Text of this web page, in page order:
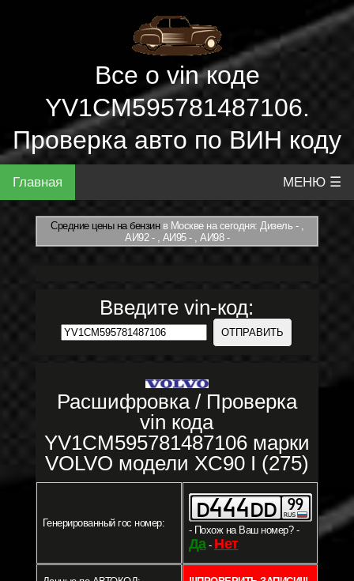
Все о vin коде
YV1CM595781487106.
Проверка авто по ВИН коду
Главная МЕНЮ ☰
Средние цены на бензинв Москве на сегодня: Дизель - ,
АИ92 - , АИ95 - , АИ98 -
Введите vin-код:
Расшифровка / Проверка
vin кода
YV1CM595781487106 марки
VOLVO модели XC90 I (275)
Генерированный гос номер:
- Похож на Ваш номер? -
Да- Нет